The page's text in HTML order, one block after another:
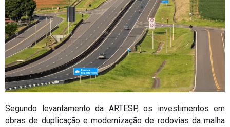
Segundo levantamento da ARTESP, os investimentos em
obras de duplicação e modernização de rodovias da malha